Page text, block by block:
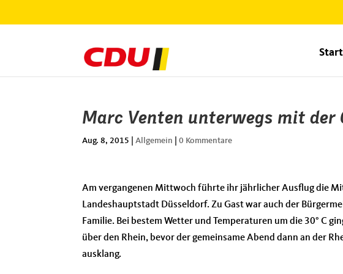
Marc Venten unterwegs mit der
Aug. 8, 2015 |Allgemein |0 Kommentare
Am vergangenen Mittwoch führte ihr jährlicher Ausflug die
Landeshauptstadt Düsseldorf. Zu Gast war auch der
Familie. Bei bestem Wetter und Temperaturen um die 30° C
über den Rhein, bevor der gemeinsame Abend dann an der
ausklang.